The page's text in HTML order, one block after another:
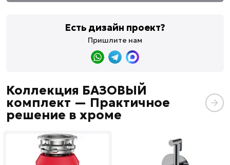
Есть дизайн проект?
Пришлите нам
Коллекция БАЗОВЫЙ
комплект — Практичное
решение в хроме